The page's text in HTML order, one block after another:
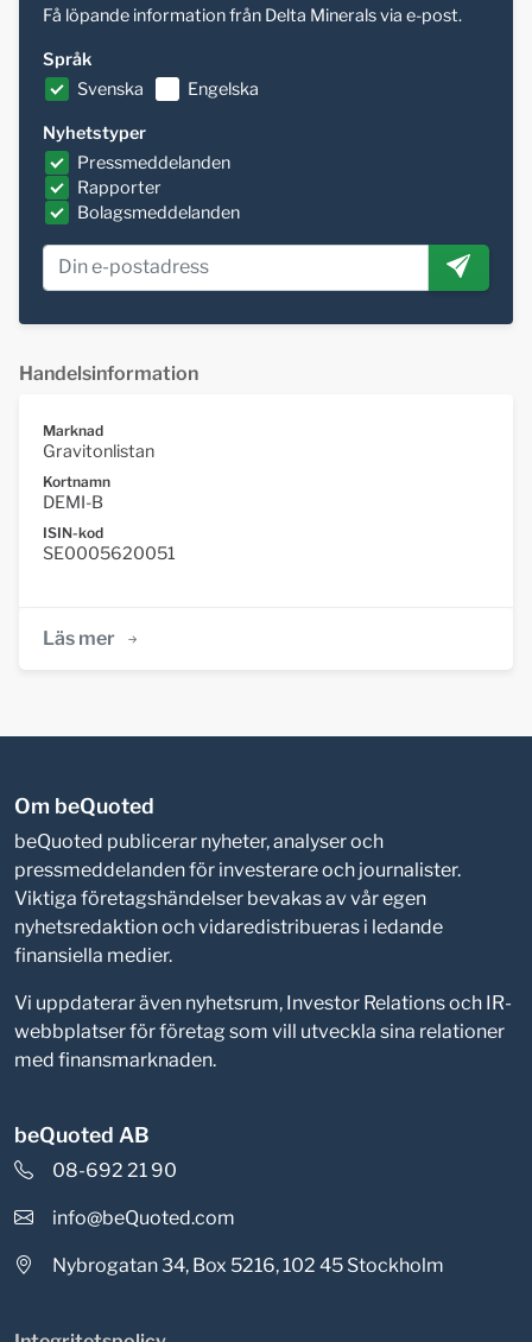
Få löpande information från Delta Minerals via e-post.
Språk
Svenska
Engelska
Nyhetstyper
Pressmeddelanden
Rapporter
Bolagsmeddelanden
Handelsinformation
Marknad
Gravitonlistan
Kortnamn
DEMI-B
ISIN-kod
SE0005620051
Läs mer
Om beQuoted
beQuoted publicerar nyheter, analyser och
pressmeddelanden för investerare och journalister.
Viktiga företagshändelser bevakas av vår egen
nyhetsredaktion och vidaredistribueras i ledande
finansiella medier.
Vi uppdaterar även nyhetsrum, Investor Relations och IR-
webbplatser för företag som vill utveckla sina relationer
med finansmarknaden.
beQuoted AB
08-692 21 90
info@beQuoted.com
Nybrogatan 34, Box 5216, 102 45 Stockholm